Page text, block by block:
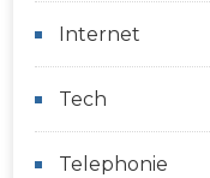
Internet
Tech
Telephonie